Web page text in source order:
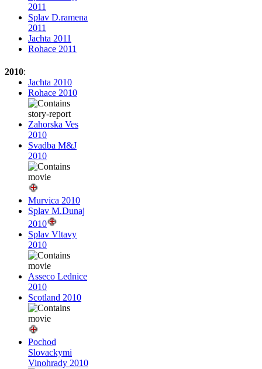
2011
Splav D.ramena
2011
Jachta 2011
Rohace 2011
2010:
Jachta 2010
Rohace 2010
Zahorska Ves
2010
Svadba M&J
2010
Murvica 2010
Splav M.Dunaj
2010
Splav Vltavy
2010
Asseco Lednice
2010
Scotland 2010
Pochod
Slovackymi
Vinohrady 2010